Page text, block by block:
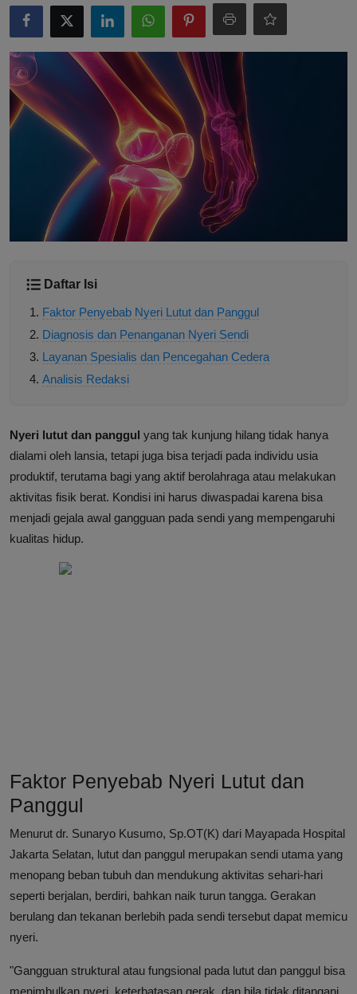
Daftar Isi
Faktor Penyebab Nyeri Lutut dan Panggul
Diagnosis dan Penanganan Nyeri Sendi
Layanan Spesialis dan Pencegahan Cedera
Analisis Redaksi
Nyeri lutut dan panggul yang tak kunjung hilang tidak hanya
dialami oleh lansia, tetapi juga bisa terjadi pada individu usia
produktif, terutama bagi yang aktif berolahraga atau melakukan
aktivitas fisik berat. Kondisi ini harus diwaspadai karena bisa
menjadi gejala awal gangguan pada sendi yang mempengaruhi
kualitas hidup.
Faktor Penyebab Nyeri Lutut dan
Panggul
Menurut dr. Sunaryo Kusumo, Sp.OT(K) dari Mayapada Hospital
Jakarta Selatan, lutut dan panggul merupakan sendi utama yang
menopang beban tubuh dan mendukung aktivitas sehari-hari
seperti berjalan, berdiri, bahkan naik turun tangga. Gerakan
berulang dan tekanan berlebih pada sendi tersebut dapat memicu
nyeri.
"Gangguan struktural atau fungsional pada lutut dan panggul bisa